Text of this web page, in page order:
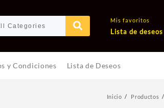
Mis favoritos
Lista de deseos
y Condiciones Lista de Deseos
Inicio Productos